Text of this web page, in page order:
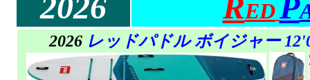
ED
2026 レッドパドル ボイジャー